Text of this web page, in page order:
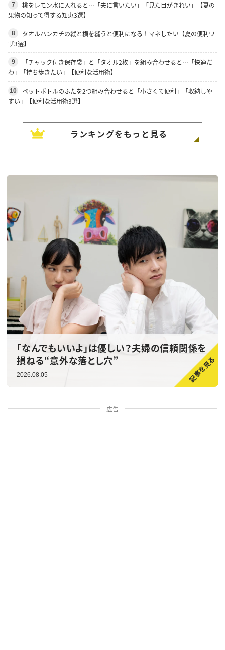
7
桃をレモン水に入れると…「夫に言いたい」「見た目がきれい」【夏の
果物の知って得する知恵3選】
8
タオルハンカチの縦と横を縫うと便利になる！マネしたい【夏の便利ワ
ザ3選】
9
「チャック付き保存袋」と「タオル2枚」を組み合わせると…「快適だ
わ」「持ち歩きたい」【便利な活用術】
10
ペットボトルのふたを2つ組み合わせると「小さくて便利」「収納しや
すい」【便利な活用術3選】
ランキングをもっと見る
「なんでもいいよ」は優しい？夫婦の信頼関係を
損ねる“意外な落とし穴”
2026.08.05
広告